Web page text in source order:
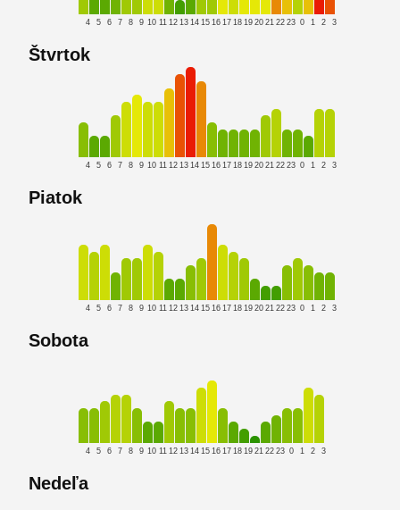
4 5 6 7 8 9 10 11 12 13 14 15 16 17 18 19 20 21 22 23 0 1 2 3
Štvrtok
4 5 6 7 8 9 10 11 12 13 14 15 16 17 18 19 20 21 22 23 0 1 2 3
Piatok
4 5 6 7 8 9 10 11 12 13 14 15 16 17 18 19 20 21 22 23 0 1 2 3
Sobota
4 5 6 7 8 9 10 11 12 13 14 15 16 17 18 19 21 22 23 0 1 2 3
Nedeľa